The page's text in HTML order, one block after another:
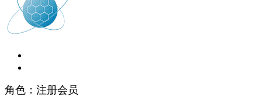
角色：注册会员